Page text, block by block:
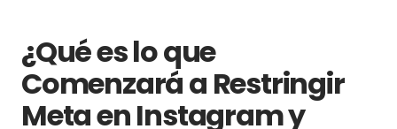
¿Qué es lo que
Comenzará a Restringir
Meta en Instagram y